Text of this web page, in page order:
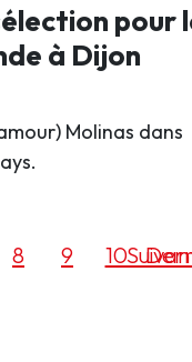
pour
à Dijon
Molinas dans
8 9 10